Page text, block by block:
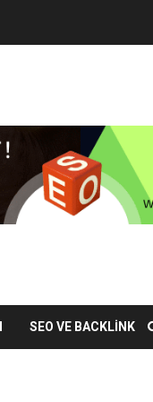
SEO VE BACKLINK